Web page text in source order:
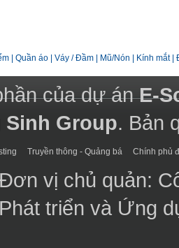
Quần áo Váy / Đầm Mũ/Nón Kính mắt
của dự ánE-
Sinh Group. Bản
Truyền thông - Quảng bá Chính phủ
vị chủ quản:
Phát triển và Ứng